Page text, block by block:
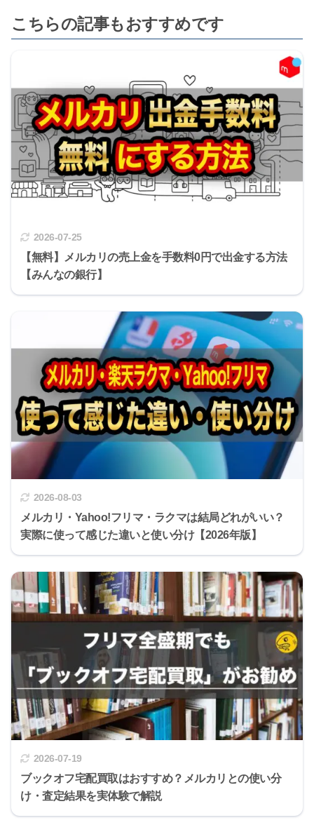
こちらの記事もおすすめです
2026-07-25
【無料】メルカリの売上金を手数料0円で出金する方法
【みんなの銀行】
2026-08-03
メルカリ・Yahoo!フリマ・ラクマは結局どれがいい？
実際に使って感じた違いと使い分け【2026年版】
2026-07-19
ブックオフ宅配買取はおすすめ？メルカリとの使い分
け・査定結果を実体験で解説